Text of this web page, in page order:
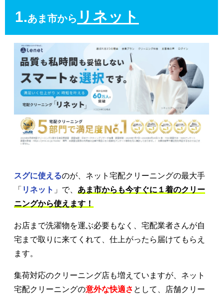
1.あま市から リネット
スグに使えるのが、ネット宅配クリーニングの最大手
「 リネット 」で、 あま市からも今すぐに１着のクリー
ニングから使えます！
お店まで洗濯物を運ぶ必要もなく、宅配業者さんが自
宅まで取りに来てくれて、仕上がったら届けてもらえ
ます。
集荷対応のクリーニング店も増えていますが、ネット
宅配クリーニングの意外な快適さ として、店舗クリー